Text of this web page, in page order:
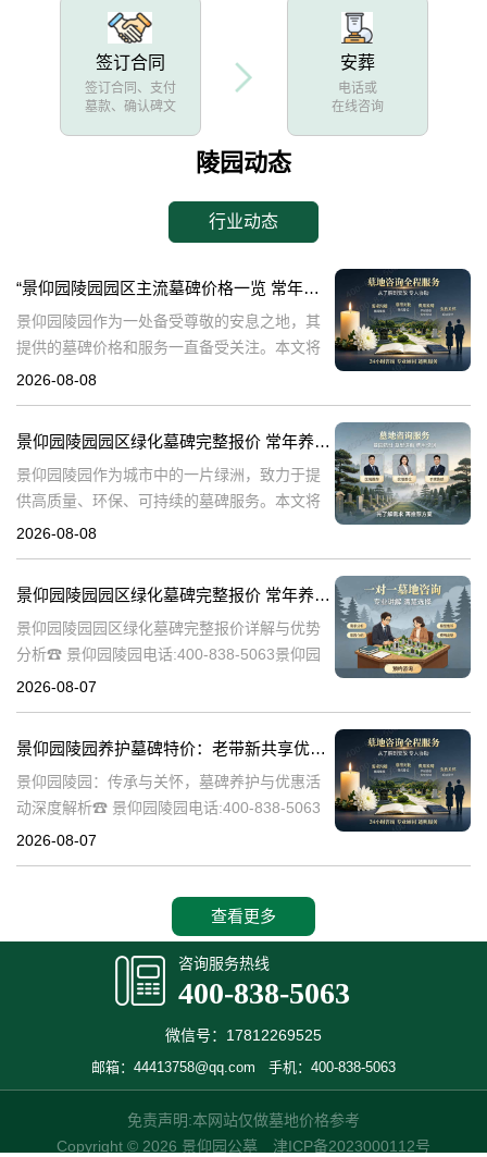
签订合同
签订合同、支付
墓款、确认碑文
安葬
电话或
在线咨询
陵园动态
行业动态
“景仰园陵园园区主流墓碑价格一览 常年保洁养护随单赠送 专属优惠活动解析”
景仰园陵园作为一处备受尊敬的安息之地，其
提供的墓碑价格和服务一直备受关注。本文将
深入探讨景仰园陵园园区主流墓碑的价格体
尽
2026-08-08
景仰园陵园园区绿化墓碑完整报价 常年养护不收取额外费用详解与专属优惠活动介绍
景仰园陵园作为城市中的一片绿洲，致力于提
供高质量、环保、可持续的墓碑服务。本文将
详细解析景仰园陵园园区绿化墓碑的完整报
2026-08-08
景仰园陵园园区绿化墓碑完整报价 常年养护不收取额外费用详解与优势分析
景仰园陵园园区绿化墓碑完整报价详解与优势
分析☎ 景仰园陵园电话:400-838-5063景仰园
陵园作为一家专业的陵园服务机构，致力于为
2026-08-07
景仰园陵园养护墓碑特价：老带新共享优惠，福利大放送！
景仰园陵园：传承与关怀，墓碑养护与优惠活
动深度解析☎ 景仰园陵园电话:400-838-5063
景仰园陵园，一个致力于为逝者提供最优质安
2026-08-07
查看更多
咨询服务热线
400-838-5063
微信号：17812269525
邮箱：44413758@qq.com 手机：400-838-5063
免责声明:本网站仅做墓地价格参考
Copyright © 2026 景仰园公墓 津ICP备2023000112号